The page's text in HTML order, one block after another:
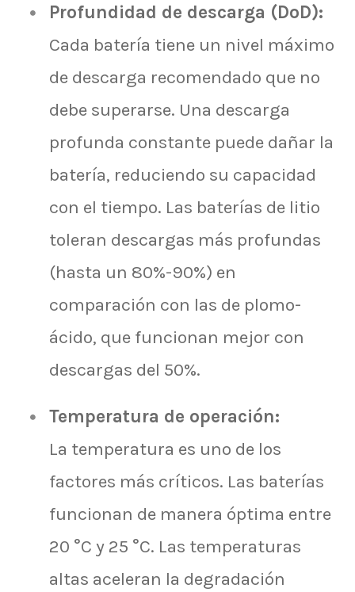
Profundidad de descarga (DoD):
Cada batería tiene un nivel máximo
de descarga recomendado que no
debe superarse. Una descarga
profunda constante puede dañar la
batería, reduciendo su capacidad
con el tiempo. Las baterías de litio
toleran descargas más profundas
(hasta un 80%-90%) en
comparación con las de plomo-
ácido, que funcionan mejor con
descargas del 50%.
Temperatura de operación:
La temperatura es uno de los
factores más críticos. Las baterías
funcionan de manera óptima entre
20 °C y 25 °C. Las temperaturas
altas aceleran la degradación